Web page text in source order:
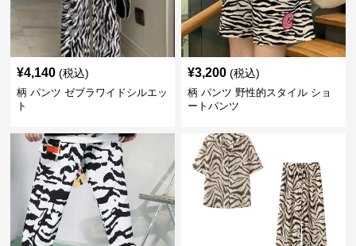
¥4,140 (税込)
柄 パンツ ゼブラワイドシルエッ
ト
¥3,200 (税込)
柄 パンツ 野性的スタイル ショ
ートパンツ